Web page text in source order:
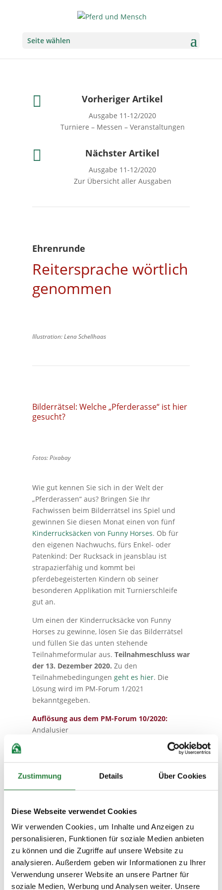
Zustimmung Details Über Cookies
Diese Webseite verwendet Cookies
Wir verwenden Cookies, um Inhalte und Anzeigen zu
personalisieren, Funktionen für soziale Medien anbieten
zu können und die Zugriffe auf unsere Website zu
analysieren. Außerdem geben wir Informationen zu Ihrer
Verwendung unserer Website an unsere Partner für
soziale Medien, Werbung und Analysen weiter. Unsere
Seite wählen
 Vorheriger Artikel
Ausgabe 11-12/2020
Turniere – Messen – Veranstaltungen
 Nächster Artikel
Ausgabe 11-12/2020
Zur Übersicht aller Ausgaben
Ehrenrunde
Reitersprache wörtlich
genommen
Illustration: Lena Schellhaas
Bilderrätsel: Welche „Pferderasse“ ist hier
gesucht?
Fotos: Pixabay
Wie gut kennen Sie sich in der Welt der
„Pferderassen“ aus? Bringen Sie Ihr
Fachwissen beim Bilderrätsel ins Spiel und
gewinnen Sie diesen Monat einen von fünf
Kinderrucksäcken von Funny Horses. Ob für
den eigenen Nachwuchs, fürs Enkel- oder
Patenkind: Der Rucksack in jeansblau ist
strapazierfähig und kommt bei
pferdebegeisterten Kindern ob seiner
besonderen Applikation mit Turnierschleife
gut an.
Um einen der Kinderrucksäcke von Funny
Horses zu gewinne, lösen Sie das Bilderrätsel
und füllen Sie das unten stehende
Teilnahmeformular aus. Teilnahmeschluss war
der 13. Dezember 2020. Zu den
Teilnahmebedingungen geht es hier. Die
Lösung wird im PM-Forum 1/2021
bekanntgegeben.
Auflösung aus dem PM-Forum 10/2020:
Andalusier
 Vorheriger Artikel
Ausgabe 11-12/2020
Turniere – Messen – Veranstaltungen